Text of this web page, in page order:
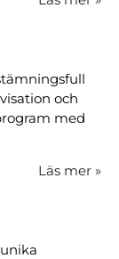
och
med
Läs mer »